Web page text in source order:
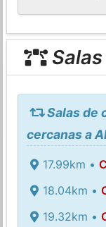
Salas
Salas de
cercanas a
17.99km •
18.04km •
19.32km •